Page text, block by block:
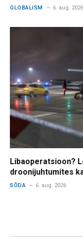
GLOBALISM 6. aug. 2026
Libaoperatsioon?
droonijuhtumites
SÕDA 6. aug. 2026